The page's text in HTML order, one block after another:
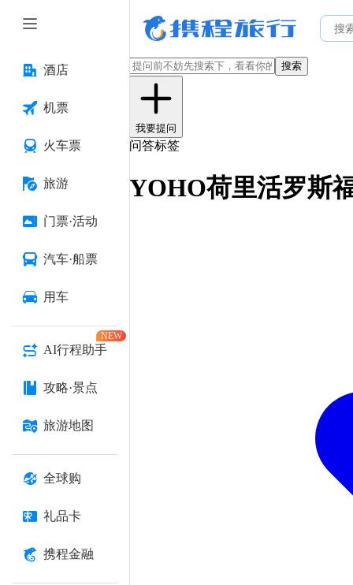
酒店
机票
火车票
旅游
门票·活动
汽车·船票
用车
AI行程助手
NEW
攻略·景点
旅游地图
全球购
礼品卡
携程金融
搜索
我要提问
问答标签
YOHO荷里活罗斯